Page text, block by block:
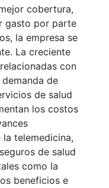
cobertura,
gasto por parte
la empresa se
La creciente
con
de
de salud
los costos
telemedicina,
de salud
como la
beneficios e